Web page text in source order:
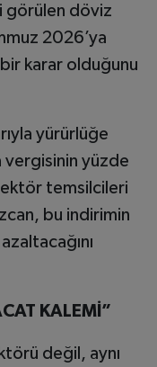
görülen döviz
2026’ya
bir karar olduğunu
yürürlüğe
vergisinin yüzde
temsilcileri
bu indirimin
KALEMİ”
değil, aynı